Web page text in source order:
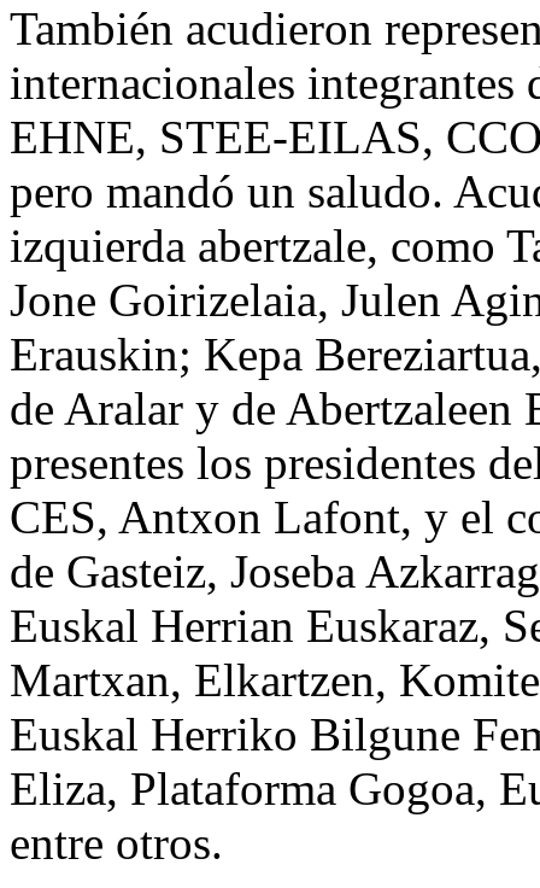
También acudieron
internacionales
EHNE, STEE-EILAS,
pero mandó un saludo.
izquierda abertzale, como
Jone Goirizelaia, Julen
Erauskin; Kepa
de Aralar y de Abertzaleen
presentes los presidentes
CES, Antxon Lafont, y el
de Gasteiz, Joseba
Euskal Herrian Euskaraz,
Martxan, Elkartzen,
Euskal Herriko Bilgune
Eliza, Plataforma Gogoa,
entre otros.